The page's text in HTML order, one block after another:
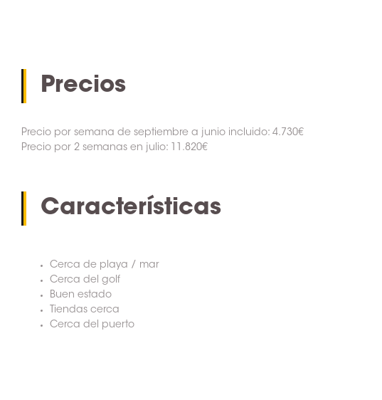
Precios
Precio por semana de septiembre a junio incluido: 4.730€
Precio por 2 semanas en julio: 11.820€
Características
Cerca de playa / mar
Cerca del golf
Buen estado
Tiendas cerca
Cerca del puerto